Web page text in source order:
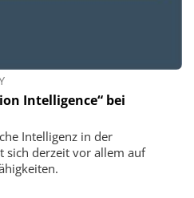
Intelligence“ bei
Intelligenz in der
sich derzeit vor allem auf